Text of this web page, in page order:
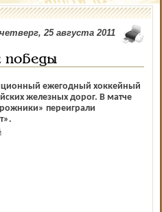
четверг, 25 августа 2011
победы
ежегодный хоккейный
железных дорог. В матче
переиграли